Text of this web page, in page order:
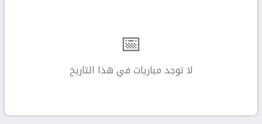
📅
لا توجد مباريات في هذا التاريخ